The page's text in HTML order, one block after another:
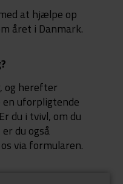
at hjælpe op
året i Danmark.
og herefter
uforpligtende
du i tvivl, om du
du også
via formularen.